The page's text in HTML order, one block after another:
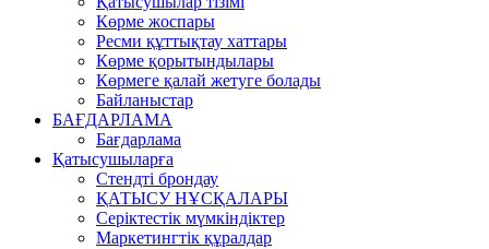
Көрме жоспары
Ресми құттықтау хаттары
Көрме қорытындылары
Көрмеге қалай жетуге болады
Байланыстар
БАҒДАРЛАМА
Бағдарлама
Қатысушыларға
Стендті брондау
ҚАТЫСУ НҰСҚАЛАРЫ
Серіктестік мүмкіндіктер
Маркетингтік құралдар